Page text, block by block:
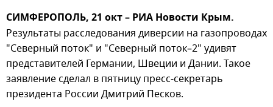
СИМФЕРОПОЛЬ, 21 окт – РИА Новости Крым.
Результаты расследования диверсии на газопроводах
"Северный поток" и "Северный поток–2" удивят
представителей Германии, Швеции и Дании. Такое
заявление сделал в пятницу пресс-секретарь
президента России Дмитрий Песков.